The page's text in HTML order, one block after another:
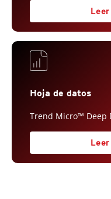
Hoja de datos
Trend Micro™ Deep